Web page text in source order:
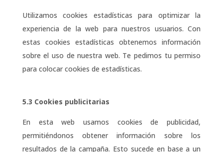
Utilizamos cookies estadísticas para optimizar la
experiencia de la web para nuestros usuarios. Con
estas cookies estadísticas obtenemos información
sobre el uso de nuestra web. Te pedimos tu permiso
para colocar cookies de estadísticas.
5.3 Cookies publicitarias
En esta web usamos cookies de publicidad,
permitiéndonos obtener información sobre los
resultados de la campaña. Esto sucede en base a un